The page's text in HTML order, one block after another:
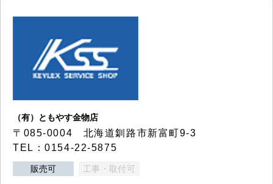
（有）ともやす金物店
〒085-0004 北海道釧路市新富町9-3
TEL：0154-22-5875
販売可 工事・取付可